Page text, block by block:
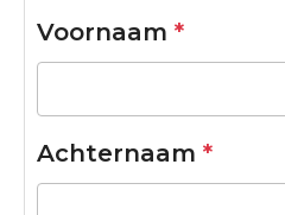
Voornaam *
Achternaam *